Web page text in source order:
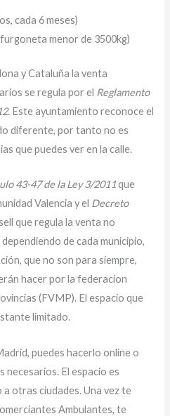
cada 6 meses)
menor de 3500kg)
y Cataluña la venta
se regula por el Reglamento
Este ayuntamiento reconoce el
diferente, por tanto no es
que puedes ver en la calle.
43-47 de la Ley 3/2011que
Valencia y el Decreto
que regula la venta no
de cada municipio,
que no son para siempre,
hacer por la federacion
(FVMP). El espacio que
limitado.
puedes hacerlo online o
El espacio es
otras ciudades. Una vez te
Ambulantes, te